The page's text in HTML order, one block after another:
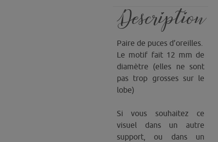
Description
Paire de puces d’oreilles.
Le motif fait 12 mm de
diamètre (elles ne sont
pas trop grosses sur le
lobe)
Si vous souhaitez ce
visuel dans un autre
support, ou dans un